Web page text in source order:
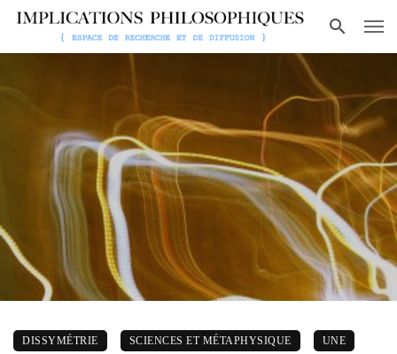
DISSYMÉTRIE SCIENCES ET MÉTAPHYSIQUE UNE